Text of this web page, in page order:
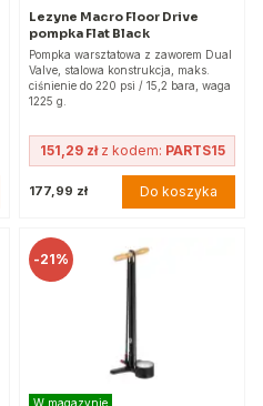
Lezyne Macro Floor Drive
pompka Flat Black
Pompka warsztatowa z zaworem Dual
Valve, stalowa konstrukcja, maks.
ciśnienie do 220 psi / 15,2 bara, waga
1225 g.
151,29 złz kodem: PARTS15
177,99 zł Do koszyka
-21%
W magazynie